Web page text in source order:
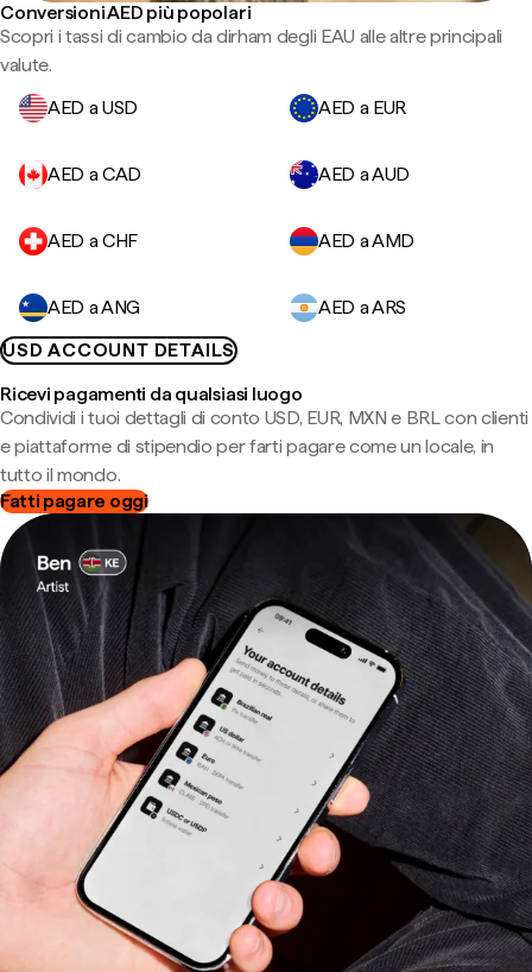
Conversioni AED più popolari
Scopri i tassi di cambio da dirham degli EAU alle altre principali
valute.
AED a USD
AED a EUR
AED a CAD AED a AUD
AED a CHF AED a AMD
AED a ANG
AED a ARS
USD ACCOUNT DETAILS
Ricevi pagamenti da qualsiasi luogo
Condividi i tuoi dettagli di conto USD, EUR, MXN e BRL con clienti
e piattaforme di stipendio per farti pagare come un locale, in
tutto il mondo.
Fatti pagare oggi